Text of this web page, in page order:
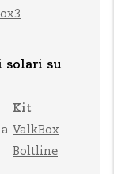
solari su
Kit
ValkBox
Boltline